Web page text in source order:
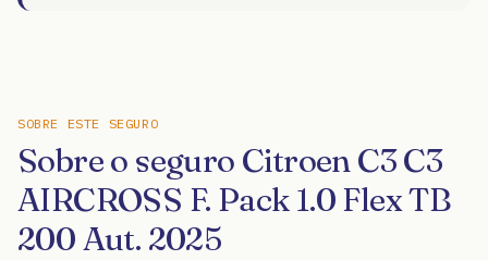
SOBRE ESTE SEGURO
Sobre o seguro Citroen C3 C3
AIRCROSS F. Pack 1.0 Flex TB
200 Aut. 2025